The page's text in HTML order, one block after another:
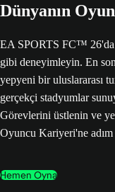
Dünyanın
EA SPORTS FC™ 26'da
gibi deneyimleyin. En
yepyeni bir uluslararası
gerçekçi stadyumlar
Görevlerini üstlenin ve
Oyuncu Kariyeri'ne adım
Hemen Oyna